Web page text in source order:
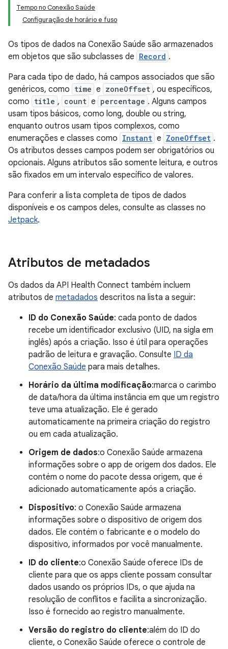
Tempo no Conexão Saúde
Configuração de horário e fuso
Os tipos de dados na Conexão Saúde são armazenados
em objetos que são subclasses de Record .
Para cada tipo de dado, há campos associados que são
genéricos, como time e zoneOffset , ou específicos,
como title , count e percentage . Alguns campos
usam tipos básicos, como long, double ou string,
enquanto outros usam tipos complexos, como
enumerações e classes como Instant e ZoneOffset .
Os atributos desses campos podem ser obrigatórios ou
opcionais. Alguns atributos são somente leitura, e outros
são fixados em um intervalo específico de valores.
Para conferir a lista completa de tipos de dados
disponíveis e os campos deles, consulte as classes no
Jetpack.
Atributos de metadados
Os dados da API Health Connect também incluem
atributos de metadados descritos na lista a seguir:
ID do Conexão Saúde: cada ponto de dados
recebe um identificador exclusivo (UID, na sigla em
inglês) após a criação. Isso é útil para operações
padrão de leitura e gravação. Consulte ID da
Conexão Saúde para mais detalhes.
Horário da última modificação:marca o carimbo
de data/hora da última instância em que um registro
teve uma atualização. Ele é gerado
automaticamente na primeira criação do registro
ou em cada atualização.
Origem de dados:o Conexão Saúde armazena
informações sobre o app de origem dos dados. Ele
contém o nome do pacote dessa origem, que é
adicionado automaticamente após a criação.
Dispositivo: o Conexão Saúde armazena
informações sobre o dispositivo de origem dos
dados. Ele contém o fabricante e o modelo do
dispositivo, informados por você manualmente.
ID do cliente:o Conexão Saúde oferece IDs de
cliente para que os apps cliente possam consultar
dados usando os próprios IDs, o que ajuda na
resolução de conflitos e facilita a sincronização.
Isso é fornecido ao registro manualmente.
Versão do registro do cliente:além do ID do
cliente, o Conexão Saúde oferece o controle de